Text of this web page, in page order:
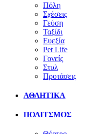
Πόλη
Σχέσεις
Γεύση
Ταξίδι
Ευεξία
Pet Life
Γονείς
Στυλ
Προτάσεις
ΑΘΛΗΤΙΚΑ
ΠΟΛΙΤΣΜΟΣ